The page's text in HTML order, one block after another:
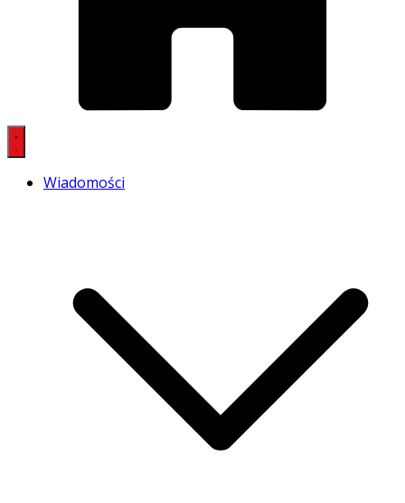
Wiadomości